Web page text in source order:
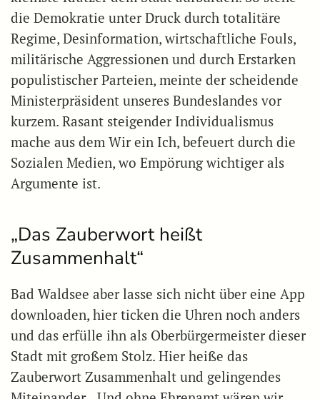
die Demokratie unter Druck durch totalitäre
Regime, Desinformation, wirtschaftliche Fouls,
militärische Aggressionen und durch Erstarken
populistischer Parteien, meinte der scheidende
Ministerpräsident unseres Bundeslandes vor
kurzem. Rasant steigender Individualismus
mache aus dem Wir ein Ich, befeuert durch die
Sozialen Medien, wo Empörung wichtiger als
Argumente ist.
„Das Zauberwort heißt
Zusammenhalt“
Bad Waldsee aber lasse sich nicht über eine App
downloaden, hier ticken die Uhren noch anders
und das erfülle ihn als Oberbürgermeister dieser
Stadt mit großem Stolz. Hier heiße das
Zauberwort Zusammenhalt und gelingendes